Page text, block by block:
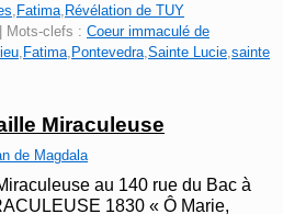
, Fatima, Révélation de TUY
Mots-clefs : Coeur immaculé de
, Fatima, Pontevedra,Sainte Lucie,sainte
Miraculeuse
de Magdala
au 140 rue du Bac à
1830 « Ô Marie,